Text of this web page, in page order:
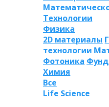
Технологии
Физика
2D материалы
технологии
Фотоника
Химия
Все
Life Science